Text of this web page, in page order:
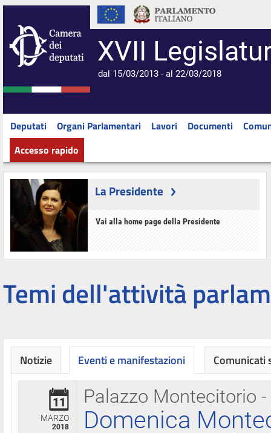
XVII
dal 15/03/2013 - al 22/03/2018
Deputati Organi Parlamentari Lavori Documenti
Accesso rapido
La Presidente
Vai alla home page della Presidente
Temi dell'attività
Notizie Eventi e manifestazioni
Palazzo Montecitorio
11
MARZO
2018
Domenica
Comunicati